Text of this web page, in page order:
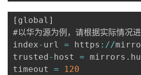
[ global ]
#以华为源为例，请根据实际情况进
index- url = https : //
trusted - host = mirrors .
timeout = 120